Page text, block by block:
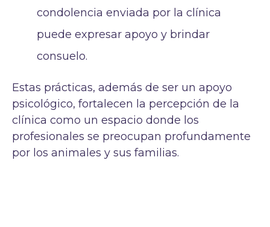
condolencia enviada por la clínica
puede expresar apoyo y brindar
consuelo.
Estas prácticas, además de ser un apoyo
psicológico, fortalecen la percepción de la
clínica como un espacio donde los
profesionales se preocupan profundamente
por los animales y sus familias.